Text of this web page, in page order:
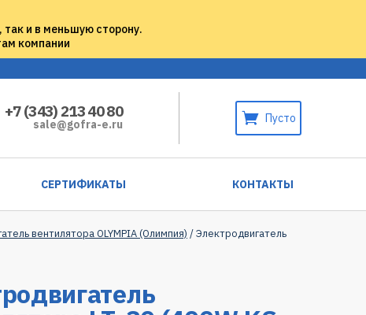
и в меньшую сторону.
компании
+7 (343) 213 40 80
sale@gofra-e.ru Пусто
СЕРТИФИКАТЫ КОНТАКТЫ
вентилятора OLYMPIA (Олимпия) / Электродвигатель